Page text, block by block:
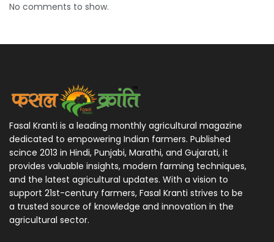
No comments to show.
Fasal Kranti is a leading monthly agricultural magazine
dedicated to empowering Indian farmers. Published
scince 2013 in Hindi, Punjabi, Marathi, and Gujarati, it
provides valuable insights, modern farming techniques,
and the latest agricultural updates. With a vision to
support 21st-century farmers, Fasal Kranti strives to be
a trusted source of knowledge and innovation in the
agricultural sector.